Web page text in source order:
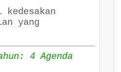
yang
4 Agenda